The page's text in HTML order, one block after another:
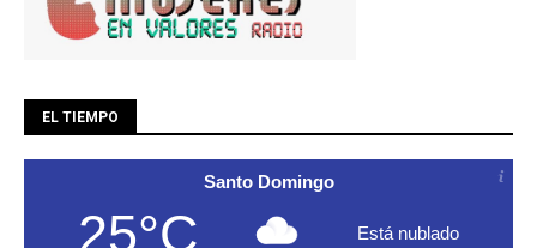
EL TIEMPO
Santo Domingo
25°C Está nublado